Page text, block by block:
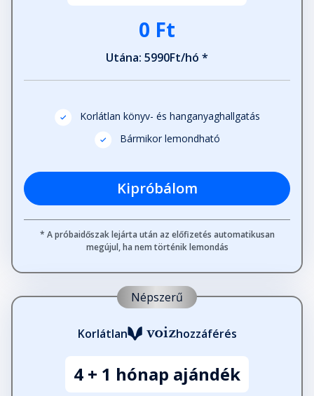
0 Ft
Utána: 5990Ft/hó *
Korlátlan könyv- és hanganyaghallgatás
Bármikor lemondható
Kipróbálom
* A próbaidőszak lejárta után az előfizetés automatikusan
megújul, ha nem történik lemondás
Népszerű
Korlátlan hozzáférés
4 + 1 hónap ajándék